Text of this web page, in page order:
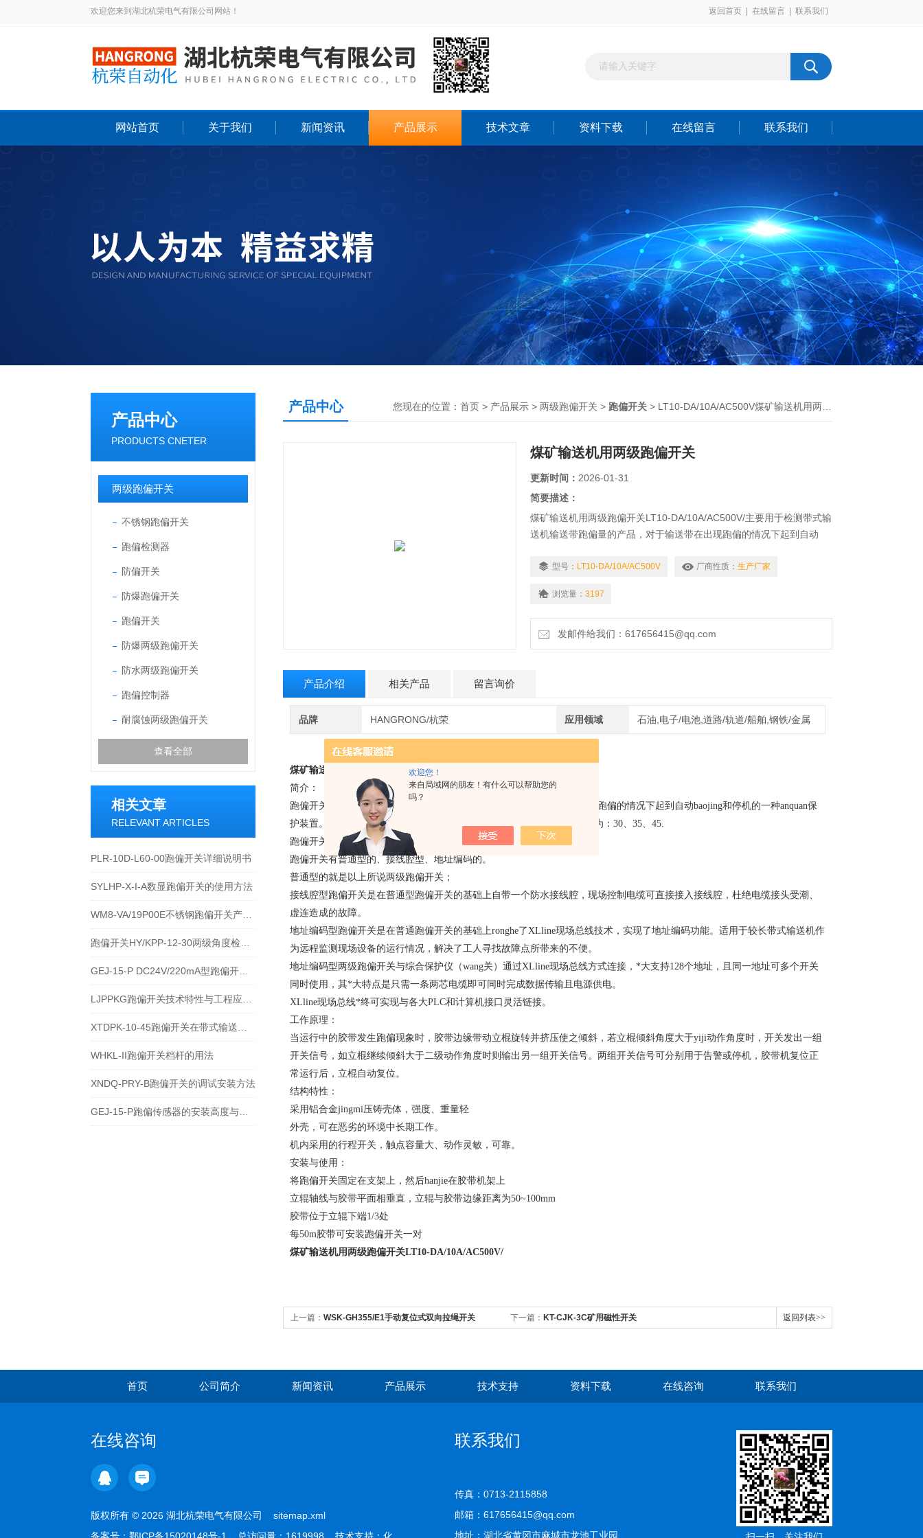
欢迎您！
来自局域网的朋友！有什么可以帮助您的
吗？
欢迎您来到湖北杭荣电气有限公司网站！ 返回首页 在线留言 联系我们
网站首页 关于我们 新闻资讯 产品展示 技术文章 资料下载 在线留言 联系我们
产品中心
PRODUCTS CNETER
两级跑偏开关
不锈钢跑偏开关
跑偏检测器
防偏开关
防爆跑偏开关
跑偏开关
防爆两级跑偏开关
防水两级跑偏开关
跑偏控制器
耐腐蚀两级跑偏开关
查看全部
相关文章
RELEVANT ARTICLES
PLR-10D-L60-00跑偏开关详细说明书
SYLHP-X-I-A数显跑偏开关的使用方法
WHKL-II跑偏开关档杆的用法
XNDQ-PRY-B跑偏开关的调试安装方法
产品中心 您现在的位置： 首页 > 产品展示 > 两级跑偏开关 > 跑偏开关 > LT10-DA/10A/AC500V煤矿输送机用两级跑偏开关
煤矿输送机用两级跑偏开关
更新时间： 2026-01-31
简要描述：
煤矿输送机用两级跑偏开关LT10-DA/10A/AC500V/主要用于检测带式输
送机输送带跑偏量的产品，对于输送带在出现跑偏的情况下起到自动
型号： LT10-DA/10A/AC500V 厂商性质： 生产厂家
浏览量： 3197
发邮件给我们：617656415@qq.com
产品介绍 相关产品 留言询价
品牌 HANGRONG/杭荣 应用领域 石油,电子/电池,道路/轨道/船舶,钢铁/金属
煤矿输送机用两级跑偏开关
LT10-DA/10A/AC500V/
简介：
跑偏开关是用于检测带式输送机输送带跑偏量的产品，对于输送带在出现跑偏的情况下起到自动baojing和停机的一种anquan保
护装置。有两级角度，一般常用的是：yiji角度为：10、12、20.二级角度为：30、35、45.
跑偏开关分类：
跑偏开关有普通型的、接线腔型、地址编码的。
普通型的就是以上所说两级跑偏开关；
接线腔型跑偏开关是在普通型跑偏开关的基础上自带一个防水接线腔，现场控制电缆可直接接入接线腔，杜绝电缆接头受潮、
虚连造成的故障。
地址编码型跑偏开关是在普通跑偏开关的基础上ronghe了XLline现场总线技术，实现了地址编码功能。适用于较长带式输送机作
为远程监测现场设备的运行情况，解决了工人寻找故障点所带来的不便。
地址编码型两级跑偏开关与综合保护仪（wang关）通过XLline现场总线方式连接，*大支持128个地址，且同一地址可多个开关
同时使用，其*大特点是只需一条两芯电缆即可同时完成数据传输且电源供电。
XLline现场总线*终可实现与各大PLC和计算机接口灵活链接。
工作原理：
当运行中的胶带发生跑偏现象时，胶带边缘带动立棍旋转并挤压使之倾斜，若立棍倾斜角度大于yiji动作角度时，开关发出一组
开关信号，如立棍继续倾斜大于二级动作角度时则输出另一组开关信号。两组开关信号可分别用于告警或停机，胶带机复位正
常运行后，立棍自动复位。
结构特性：
采用铝合金jingmi压铸壳体，强度、重量轻
外壳，可在恶劣的环境中长期工作。
机内采用的行程开关，触点容量大、动作灵敏，可靠。
安装与使用：
将跑偏开关固定在支架上，然后hanjie在胶带机架上
立辊轴线与胶带平面相垂直，立辊与胶带边缘距离为50~100mm
胶带位于立辊下端1/3处
每50m胶带可安装跑偏开关一对
煤矿输送机用两级跑偏开关LT10-DA/10A/AC500V/
上一篇： WSK-GH355/E1手动复位式双向拉绳开关 下一篇： KT-CJK-3C矿用磁性开关 返回列表>>
首页 公司简介 新闻资讯 产品展示 技术支持 资料下载 在线咨询 联系我们
在线咨询
版权所有 © 2026 湖北杭荣电气有限公司 sitemap.xml
联系我们
传真：0713-2115858
邮箱：617656415@qq.com
地址：湖北省黄冈市麻城市龙池工业园